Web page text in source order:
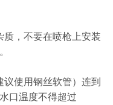
，不要在喷枪上安装
议使用钢丝软管）连到
口温度不得超过